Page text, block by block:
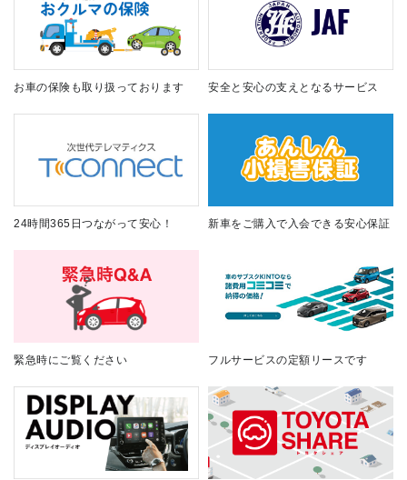
お車の保険も取り扱っております 安全と安心の支えとなるサービス
24時間365日つながって安心！ 新車をご購入で入会できる安心保証
緊急時にご覧ください フルサービスの定額リースです